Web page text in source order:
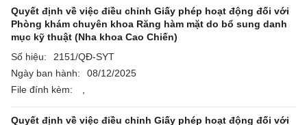
Quyết định về việc điều chỉnh Giấy phép hoạt động đối với
Phòng khám chuyên khoa Răng hàm mặt do bổ sung danh
mục kỹ thuật (Nha khoa Cao Chiến)
Số hiệu:
2151/QĐ-SYT
Ngày ban hành:
08/12/2025
File đính kèm:
Quyết định về việc điều chỉnh Giấy phép hoạt động đối với